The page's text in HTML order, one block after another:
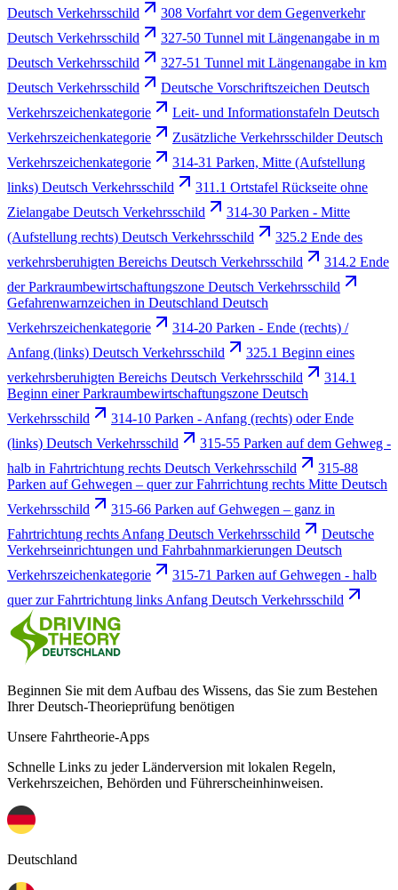
Deutsch Verkehrsschild
308 Vorfahrt vor dem Gegenverkehr
Deutsch Verkehrsschild
327-50 Tunnel mit Längenangabe in m
Deutsch Verkehrsschild
327-51 Tunnel mit Längenangabe in km
Deutsch Verkehrsschild
Deutsche Vorschriftszeichen Deutsch
Verkehrszeichenkategorie
Leit- und Informationstafeln Deutsch
Verkehrszeichenkategorie
Zusätzliche Verkehrsschilder Deutsch
Verkehrszeichenkategorie
314-31 Parken, Mitte (Aufstellung
links) Deutsch Verkehrsschild
311.1 Ortstafel Rückseite ohne
Zielangabe Deutsch Verkehrsschild
314-30 Parken - Mitte
(Aufstellung rechts) Deutsch Verkehrsschild
325.2 Ende des
verkehrsberuhigten Bereichs Deutsch Verkehrsschild
314.2 Ende
der Parkraumbewirtschaftungszone Deutsch Verkehrsschild
Gefahrenwarnzeichen in Deutschland Deutsch
Verkehrszeichenkategorie
314-20 Parken - Ende (rechts) /
Anfang (links) Deutsch Verkehrsschild
325.1 Beginn eines
verkehrsberuhigten Bereichs Deutsch Verkehrsschild
314.1
Beginn einer Parkraumbewirtschaftungszone Deutsch
Verkehrsschild
314-10 Parken - Anfang (rechts) oder Ende
(links) Deutsch Verkehrsschild
315-55 Parken auf dem Gehweg -
halb in Fahrtrichtung rechts Deutsch Verkehrsschild
315-88
Parken auf Gehwegen – quer zur Fahrrichtung rechts Mitte Deutsch
Verkehrsschild
315-66 Parken auf Gehwegen – ganz in
Fahrtrichtung rechts Anfang Deutsch Verkehrsschild
Deutsche
Verkehrseinrichtungen und Fahrbahnmarkierungen Deutsch
Verkehrszeichenkategorie
315-71 Parken auf Gehwegen - halb
quer zur Fahrtrichtung links Anfang Deutsch Verkehrsschild
Beginnen Sie mit dem Aufbau des Wissens, das Sie zum Bestehen
Ihrer Deutsch-Theorieprüfung benötigen
Unsere Fahrtheorie-Apps
Schnelle Links zu jeder Länderversion mit lokalen Regeln,
Verkehrszeichen, Behörden und Führerscheinhinweisen.
Deutschland